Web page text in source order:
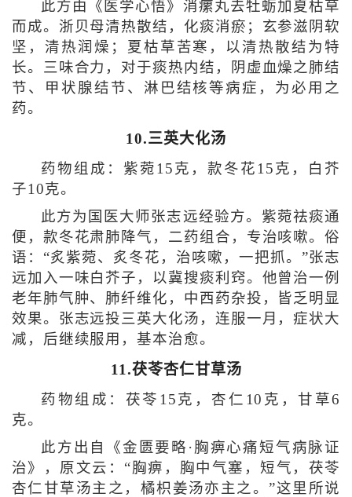
此方由《医学心悟》消瘰丸去牡蛎加夏枯草
而成。浙贝母清热散结，化痰消瘀；玄参滋阴软
坚，清热润燥；夏枯草苦寒，以清热散结为特
长。三味合力，对于痰热内结，阴虚血燥之肺结
节、甲状腺结节、淋巴结核等病症，为必用之
药。
10.三英大化汤
药物组成：紫菀15克，款冬花15克，白芥
子10克。
此方为国医大师张志远经验方。紫菀祛痰通
便，款冬花肃肺降气，二药组合，专治咳嗽。俗
语：“炙紫菀、炙冬花，治咳嗽，一把抓。”张志
远加入一味白芥子，以冀搜痰利窍。他曾治一例
老年肺气肿、肺纤维化，中西药杂投，皆乏明显
效果。张志远投三英大化汤，连服一月，症状大
减，后继续服用，基本治愈。
11.茯苓杏仁甘草汤
药物组成：茯苓15克，杏仁10克，甘草6
克。
此方出自《金匮要略·胸痹心痛短气病脉证
治》，原文云：“胸痹，胸中气塞，短气，茯苓
杏仁甘草汤主之，橘枳姜汤亦主之。”这里所说